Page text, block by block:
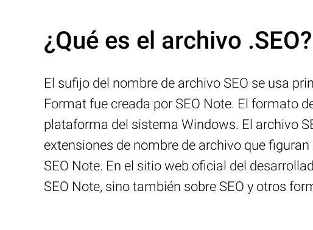
¿Qué es el archivo .SEO?
El sufijo del nombre de archivo SEO se usa
Format fue creada por SEO Note. El formato
plataforma del sistema Windows. El archivo
extensiones de nombre de archivo que
SEO Note. En el sitio web oficial del
SEO Note, sino también sobre SEO y otros